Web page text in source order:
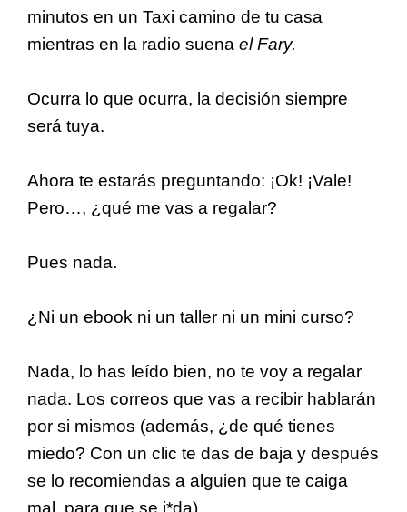
minutos en un Taxi camino de tu casa
mientras en la radio suena el Fary.
Ocurra lo que ocurra, la decisión siempre
será tuya.
Ahora te estarás preguntando: ¡Ok! ¡Vale!
Pero…, ¿qué me vas a regalar?
Pues nada.
¿Ni un ebook ni un taller ni un mini curso?
Nada, lo has leído bien, no te voy a regalar
nada. Los correos que vas a recibir hablarán
por si mismos (además, ¿de qué tienes
miedo? Con un clic te das de baja y después
se lo recomiendas a alguien que te caiga
mal, para que se j*da).